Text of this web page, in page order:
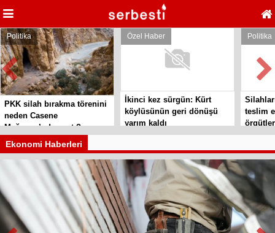
Politika
PKK silah bırakma törenini
neden Casene
Mağarası’nda yaptı?
Özel Haber
İkinci kez sürgün: Kürt
köylüsünün geri dönüşü
yarım kaldı
Politika
teslim
Ekonomi Haberleri